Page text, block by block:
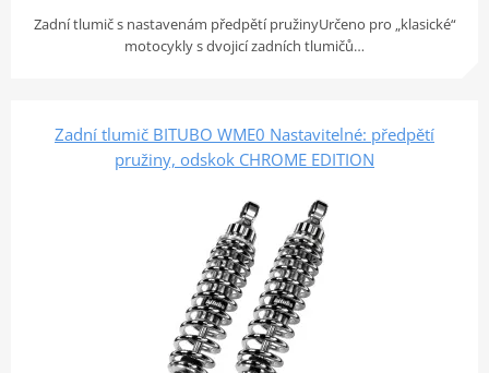
Zadní tlumič s nastavenám předpětí pružinyUrčeno pro „klasické“
motocykly s dvojicí zadních tlumičů…
Zadní tlumič BITUBO WME0 Nastavitelné: předpětí
pružiny, odskok CHROME EDITION